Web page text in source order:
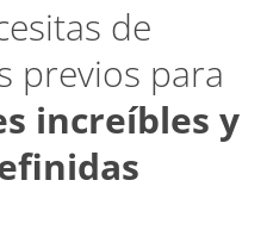
de
previos para
increíbles y